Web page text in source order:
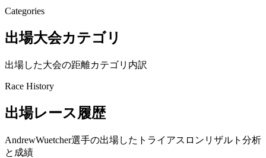
Categories
出場大会カテゴリ
出場した大会の距離カテゴリ内訳
Race History
出場レース履歴
AndrewWuetcher選手の出場したトライアスロンリザルト分析
と成績